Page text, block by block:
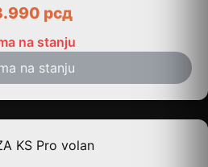
рсд
na stanju
na stanju